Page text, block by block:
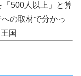
「500人以上」と算
の取材で分かっ
国